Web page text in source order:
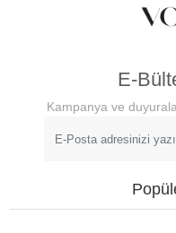
E-
Kampanya ve